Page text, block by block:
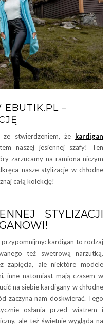
EBUTIK.PL –
stwierdzeniem, że kardigan
naszej jesiennej szafy! Ten
zarzucamy na ramiona niczym
nasze stylizacje w chłodne
całą kolekcję!
STYLIZACJI
kardigan to rodzaj
też swetrową narzutką.
zapięcia, ale niektóre modele
inne natomiast mają czasem w
na siebie kardigany w chłodne
zaczyna nam doskwierać. Tego
osłania przed wiatrem i
ale też świetnie wygląda na